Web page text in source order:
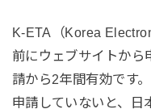
K-ETA（Korea
前にウェブサイトから
請から2年間有効です。
申請していないと、日